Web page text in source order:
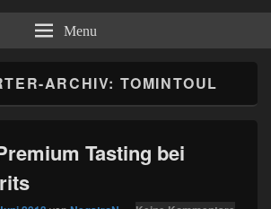
Menu
ARCHIV: TOMINTOUL
Tasting bei